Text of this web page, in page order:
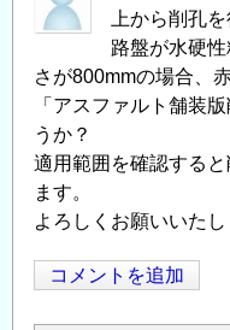
上から削孔
路盤が水硬
さが800mmの場合、
「アスファルト舗装
うか？
適用範囲を確認する
ます。
よろしくお願いいたし
コメントを追加